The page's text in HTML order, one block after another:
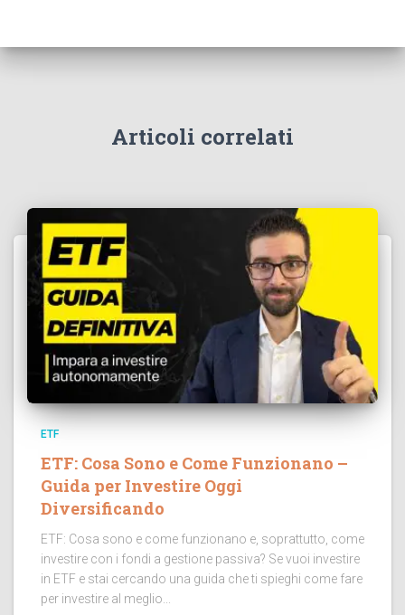
Articoli correlati
ETF
ETF: Cosa Sono e Come Funzionano –
Guida per Investire Oggi
Diversificando
ETF: Cosa sono e come funzionano e, soprattutto, come
investire con i fondi a gestione passiva? Se vuoi investire
in ETF e stai cercando una guida che ti spieghi come fare
per investire al meglio...